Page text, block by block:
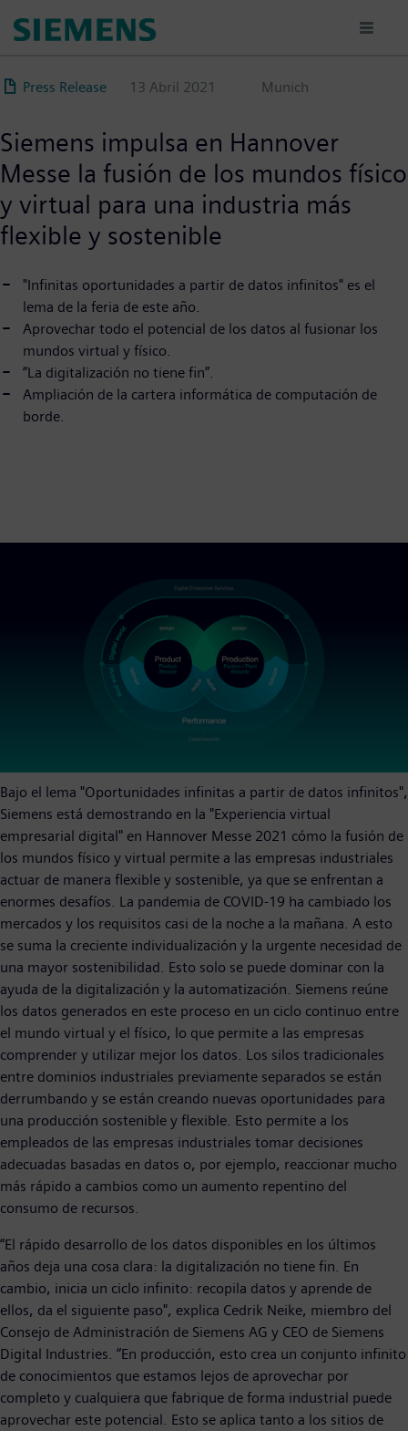
principal
Press Release 13 Abril 2021 Munich
Siemens impulsa en Hannover
Messe la fusión de los mundos físico
y virtual para una industria más
flexible y sostenible
"Infinitas oportunidades a partir de datos infinitos" es el
lema de la feria de este año.
Aprovechar todo el potencial de los datos al fusionar los
mundos virtual y físico.
“La digitalización no tiene fin”.
Ampliación de la cartera informática de computación de
borde.
Bajo el lema "Oportunidades infinitas a partir de datos infinitos",
Siemens está demostrando en la "Experiencia virtual
empresarial digital" en Hannover Messe 2021 cómo la fusión de
los mundos físico y virtual permite a las empresas industriales
actuar de manera flexible y sostenible, ya que se enfrentan a
enormes desafíos. La pandemia de COVID-19 ha cambiado los
mercados y los requisitos casi de la noche a la mañana. A esto
se suma la creciente individualización y la urgente necesidad de
una mayor sostenibilidad. Esto solo se puede dominar con la
ayuda de la digitalización y la automatización. Siemens reúne
los datos generados en este proceso en un ciclo continuo entre
el mundo virtual y el físico, lo que permite a las empresas
comprender y utilizar mejor los datos. Los silos tradicionales
entre dominios industriales previamente separados se están
derrumbando y se están creando nuevas oportunidades para
una producción sostenible y flexible. Esto permite a los
empleados de las empresas industriales tomar decisiones
adecuadas basadas en datos o, por ejemplo, reaccionar mucho
más rápido a cambios como un aumento repentino del
consumo de recursos.
“El rápido desarrollo de los datos disponibles en los últimos
años deja una cosa clara: la digitalización no tiene fin. En
cambio, inicia un ciclo infinito: recopila datos y aprende de
ellos, da el siguiente paso", explica Cedrik Neike, miembro del
Consejo de Administración de Siemens AG y CEO de Siemens
Digital Industries. “En producción, esto crea un conjunto infinito
de conocimientos que estamos lejos de aprovechar por
completo y cualquiera que fabrique de forma industrial puede
aprovechar este potencial. Esto se aplica tanto a los sitios de